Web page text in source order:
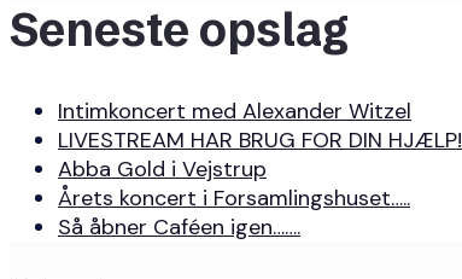
Seneste opslag
Intimkoncert med Alexander Witzel
LIVESTREAM HAR BRUG FOR DIN HJÆLP!
Abba Gold i Vejstrup
Årets koncert i Forsamlingshuset…..
Så åbner Caféen igen…….